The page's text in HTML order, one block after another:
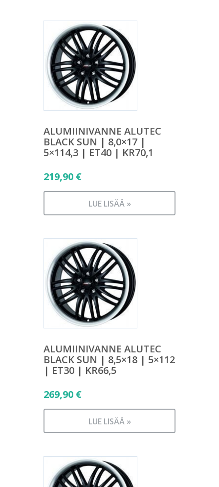
ALUMIINIVANNE ALUTEC
BLACK SUN | 8,0×17 |
5×114,3 | ET40 | KR70,1
219,90 €
LUE LISÄÄ »
ALUMIINIVANNE ALUTEC
BLACK SUN | 8,5×18 | 5×112
| ET30 | KR66,5
269,90 €
LUE LISÄÄ »